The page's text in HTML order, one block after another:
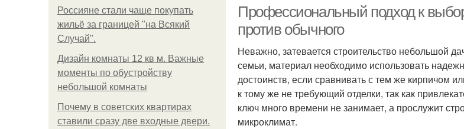
Россияне стали чаще покупать
жильё за границей "на Всякий
Случай".
Дизайн комнаты 12 кв м. Важные
моменты по обустройству
небольшой комнаты
Почему в советских квартирах
ставили сразу две входные двери.
энергоэффективность
Профессиональный подход к
против обычного
Неважно, затевается строительство небольшой
семьи, материал необходимо использовать
достоинств, если сравнивать с тем же кирпичом
к тому же не требующий отделки, так как
ключ много времени не занимает, а прослужит
микроклимат.